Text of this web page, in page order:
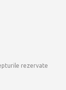
rezervate